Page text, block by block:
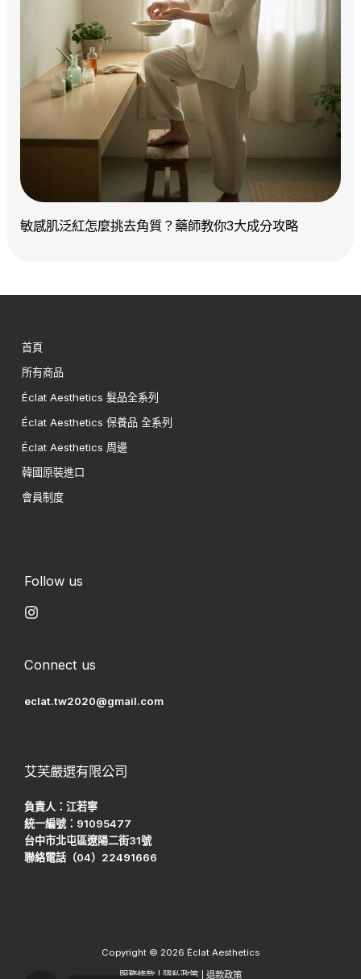
敏感肌泛紅怎麼挑去角質？藥師教你3大成分攻略
首頁
所有商品
Éclat Aesthetics 髮品全系列
Éclat Aesthetics 保養品 全系列
Éclat Aesthetics 周邊
韓國原裝進口
會員制度
Follow us
Connect us
eclat.tw2020@gmail.com
艾芙嚴選有限公司
負責人：江若寧
統一編號：91095477
台中市北屯區遼陽二街31號
聯絡電話（04）22491666
Copyright © 2026 Éclat Aesthetics
服務條款 | 隱私政策 退款政策